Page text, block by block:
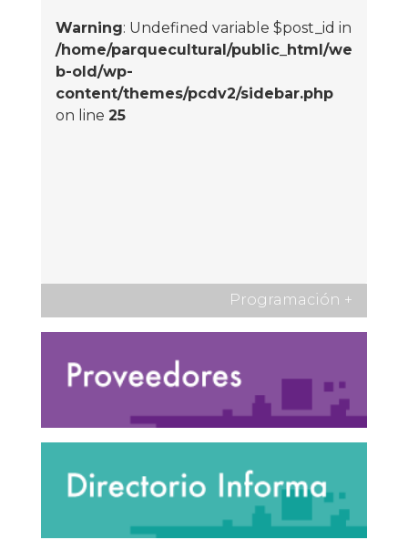
Warning: Undefined variable $post_id in
/home/parquecultural/public_html/we
b-old/wp-
content/themes/pcdv2/sidebar.php
on line 25
Programación +